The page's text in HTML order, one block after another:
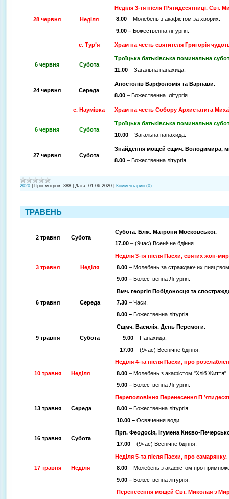
28 червня Неділя
Неділя 3-тя після П’ятидесятниці. Свт.
8.00 – Молебень з акафістом за хворих.
9.00 – Божественна літургія.
с. Тур’я Храм на честь святителя Григорія
6 червня Субота
Троїцька батьківська поминальна
11.00 – Загальна панахида.
24 червня Середа
Апостолів Варфоломія та Варнави.
8.00 – Божественна літургія.
с. Наумівка Храм на честь Собору Архистатига
6 червня Субота
Троїцька батьківська поминальна
10.00 – Загальна панахида.
27 червня Субота
Знайдення мощей сщмч. Володимира,
8.00 – Божественна літургія.
2020 Просмотров: 388 Дата: 01.06.2020 Комментарии (0)
ТРАВЕНЬ
2 травня Субота
Субота. Блж. Матрони Московської.
17.00 – (9час) Всенічне бдіння.
3 травня Неділя
Неділя 3-тя після Пасхи, святих жон-
8.00 – Молебень за страждаючих
9.00 – Божественна Літургія.
6 травня Середа
Вмч. георгія Побідоносця та
7.30 – Часи.
8.00 – Божественна літургія.
9 травня Субота
Сщмч. Василія. День Перемоги.
9.00 – Панахида.
17.00 – (9час) Всенічне бдіння.
10 травня Неділя
Неділя 4-та після Пасхи, про
8.00 – Молебень з акафістом "Хліб Життя"
9.00 – Божественна Літургія.
13 травня Середа
Переполовіння Перенесення П
8.00 – Божественна літургія.
10.00 – Освячення води.
16 травня Субота
Прп. Феодосія, ігумена Києво-
17.00 – (9час) Всенічне бдіння.
17 травня Неділя
Неділя 5-та після Пасхи, про самарянку.
8.00 – Молебень з акафістом про
9.00 – Божественна літургія.
Перенесення мощей Свт. Миколая з